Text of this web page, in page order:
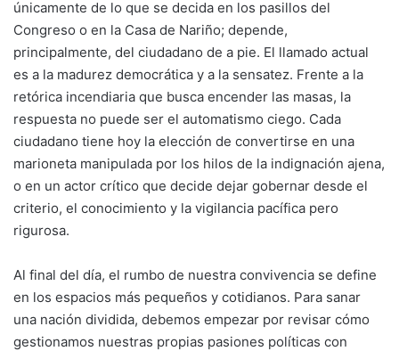
únicamente de lo que se decida en los pasillos del
Congreso o en la Casa de Nariño; depende,
principalmente, del ciudadano de a pie. El llamado actual
es a la madurez democrática y a la sensatez. Frente a la
retórica incendiaria que busca encender las masas, la
respuesta no puede ser el automatismo ciego. Cada
ciudadano tiene hoy la elección de convertirse en una
marioneta manipulada por los hilos de la indignación ajena,
o en un actor crítico que decide dejar gobernar desde el
criterio, el conocimiento y la vigilancia pacífica pero
rigurosa.
Al final del día, el rumbo de nuestra convivencia se define
en los espacios más pequeños y cotidianos. Para sanar
una nación dividida, debemos empezar por revisar cómo
gestionamos nuestras propias pasiones políticas con